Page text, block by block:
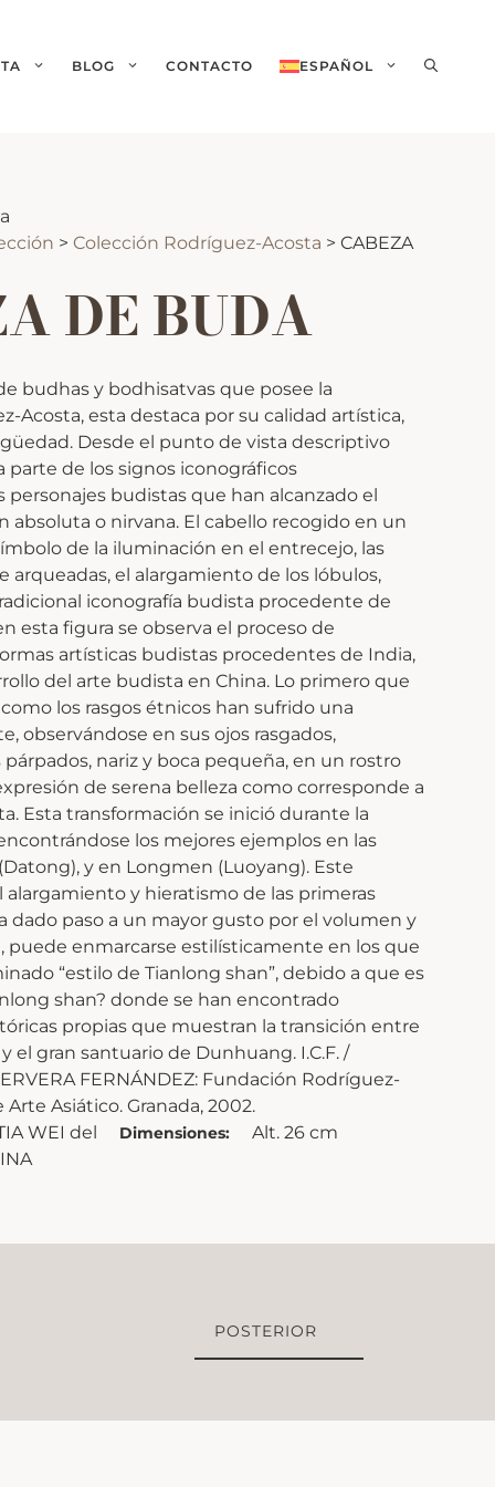
BLOG CONTACTO ESPAÑOL
> Colección Rodríguez-Acosta > CABEZA
DE BUDA
budhas y bodhisatvas que posee la
Acosta, esta destaca por su calidad artística,
Desde el punto de vista descriptivo
parte de los signos iconográficos
personajes budistas que han alcanzado el
absoluta o nirvana. El cabello recogido en un
de la iluminación en el entrecejo, las
arqueadas, el alargamiento de los lóbulos,
iconografía budista procedente de
esta figura se observa el proceso de
artísticas budistas procedentes de India,
del arte budista en China. Lo primero que
los rasgos étnicos han sufrido una
observándose en sus ojos rasgados,
nariz y boca pequeña, en un rostro
de serena belleza como corresponde a
Esta transformación se inició durante la
los mejores ejemplos en las
y en Longmen (Luoyang). Este
y hieratismo de las primeras
dado paso a un mayor gusto por el volumen y
puede enmarcarse estilísticamente en los que
“estilo de Tianlong shan”, debido a que es
shan? donde se han encontrado
propias que muestran la transición entre
el gran santuario de Dunhuang. I.C.F. /
FERNÁNDEZ: Fundación Rodríguez-
Asiático. Granada, 2002.
WEI del
Dimensiones: Alt. 26 cm
POSTERIOR